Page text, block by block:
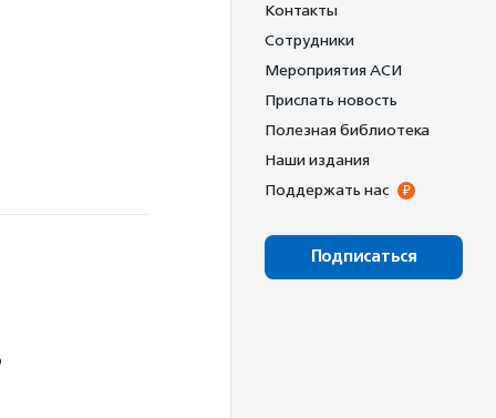
Контакты
Сотрудники
Мероприятия АСИ
Прислать новость
Полезная библиотека
Наши издания
Поддержать нас
Подписаться